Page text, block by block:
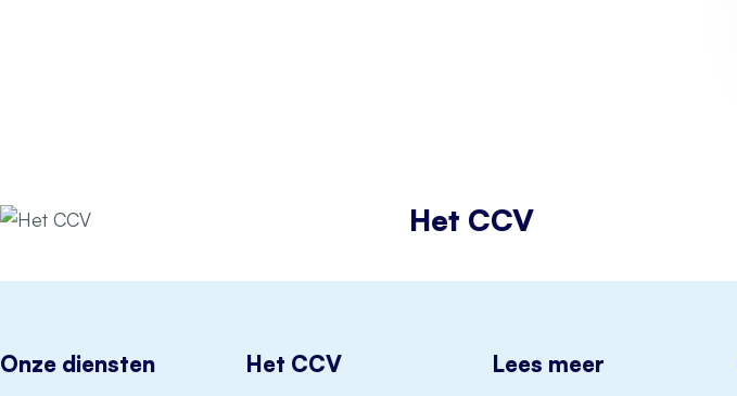
Het CCV
Onze diensten Het CCV Lees meer